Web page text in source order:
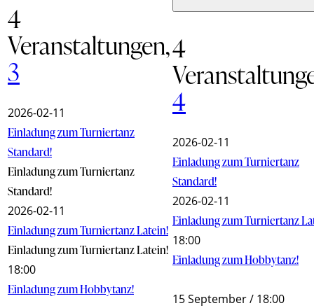
4
Veranstaltungen,
3
2026-02-11
Einladung zum Turniertanz
Standard!
Einladung zum Turniertanz
Standard!
2026-02-11
Einladung zum Turniertanz Latein!
Einladung zum Turniertanz Latein!
18:00
Einladung zum Hobbytanz!
4
4
2026-02-11
Einladung zum Turniertanz
Standard!
2026-02-11
Einladung zum Turniertanz
18:00
Einladung zum Hobbytanz!
15 September / 18:00